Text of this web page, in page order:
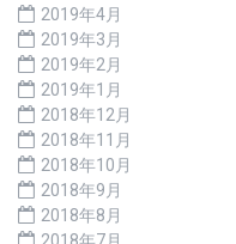
2019年4月
2019年3月
2019年2月
2019年1月
2018年12月
2018年11月
2018年10月
2018年9月
2018年8月
2018年7月